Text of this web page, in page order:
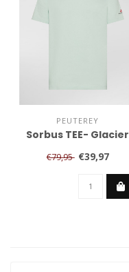
PEUTEREY
Sorbus TEE- Glacier
€79,95 €39,97